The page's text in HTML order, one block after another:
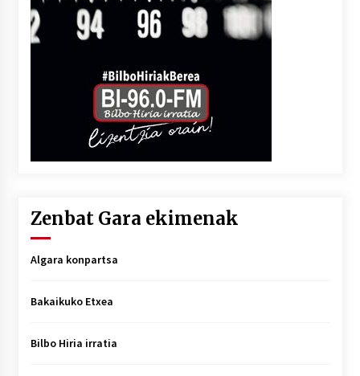
Zenbat Gara ekimenak
Algara konpartsa
Bakaikuko Etxea
Bilbo Hiria irratia